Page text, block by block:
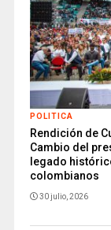
POLITICA
Rendición de
Cambio del
legado
colombianos
30 julio, 2026